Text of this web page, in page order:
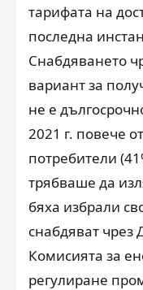
тарифата на
последна
Снабдяването
вариант за
не е
2021 г. повече
потребители
трябваше да
бяха избрали
снабдяват чрез
Комисията за
регулиране